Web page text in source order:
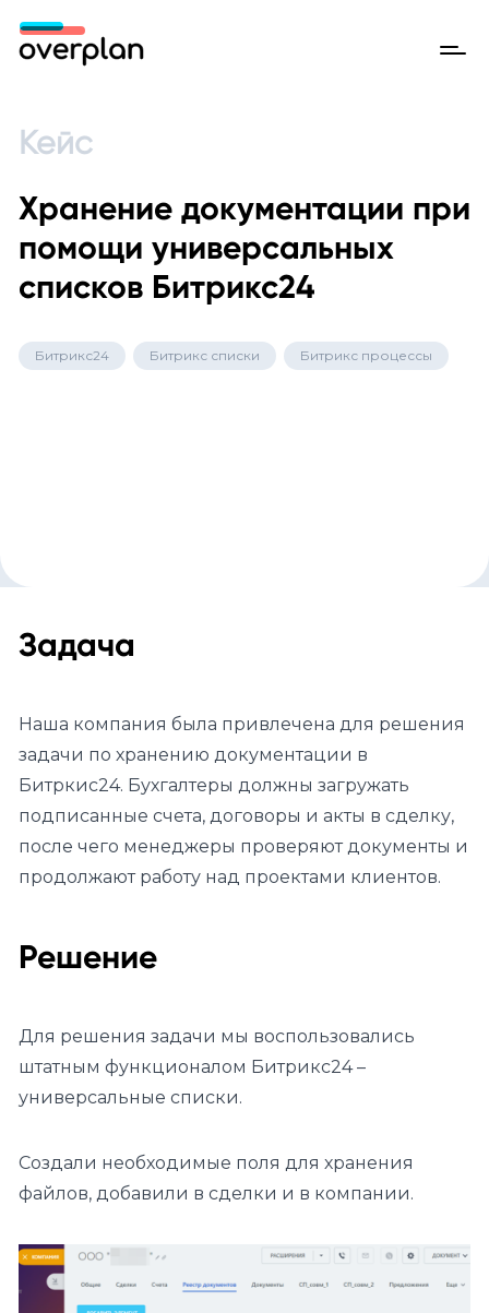
Кейс
Хранение документации при
помощи универсальных
списков Битрикс24
Битрикс24 Битрикс списки Битрикс процессы
Задача
Наша компания была привлечена для решения
задачи по хранению документации в
Битркис24. Бухгалтеры должны загружать
подписанные счета, договоры и акты в сделку,
после чего менеджеры проверяют документы и
продолжают работу над проектами клиентов.
Решение
Для решения задачи мы воспользовались
штатным функционалом Битрикс24 –
универсальные списки.
Создали необходимые поля для хранения
файлов, добавили в сделки и в компании.